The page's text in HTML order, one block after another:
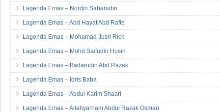
Lagenda Emas – Nordin Sabarudin
Lagenda Emas – Abd Hayat Abd Rafie
Lagenda Emas – Mohamad Jusri Rick
Lagenda Emas – Mohd Saifudin Husin
Lagenda Emas – Badarudin Abd Razak
Lagenda Emas – Idris Baba
Lagenda Emas – Abdul Karim Shaari
Lagenda Emas – Allahyarham Abdul Razak Osman